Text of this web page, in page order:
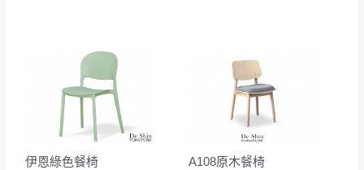
伊恩綠色餐椅 A108原木餐椅